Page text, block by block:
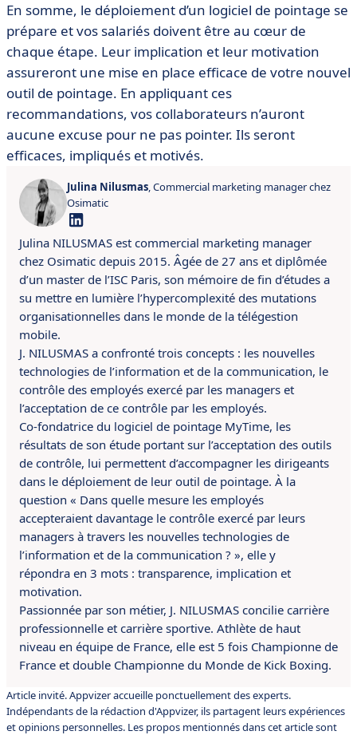
En somme, le déploiement d’un logiciel de pointage se
prépare et vos salariés doivent être au cœur de
chaque étape. Leur implication et leur motivation
assureront une mise en place efficace de votre nouvel
outil de pointage. En appliquant ces
recommandations, vos collaborateurs n’auront
aucune excuse pour ne pas pointer. Ils seront
efficaces, impliqués et motivés.
Julina Nilusmas, Commercial marketing manager chez
Osimatic
Julina NILUSMAS est commercial marketing manager
chez Osimatic depuis 2015. Âgée de 27 ans et diplômée
d’un master de l’ISC Paris, son mémoire de fin d’études a
su mettre en lumière l’hypercomplexité des mutations
organisationnelles dans le monde de la télégestion
mobile.
J. NILUSMAS a confronté trois concepts : les nouvelles
technologies de l’information et de la communication, le
contrôle des employés exercé par les managers et
l’acceptation de ce contrôle par les employés.
Co-fondatrice du logiciel de pointage MyTime, les
résultats de son étude portant sur l’acceptation des outils
de contrôle, lui permettent d’accompagner les dirigeants
dans le déploiement de leur outil de pointage. À la
question « Dans quelle mesure les employés
accepteraient davantage le contrôle exercé par leurs
managers à travers les nouvelles technologies de
l’information et de la communication ? », elle y
répondra en 3 mots : transparence, implication et
motivation.
Passionnée par son métier, J. NILUSMAS concilie carrière
professionnelle et carrière sportive. Athlète de haut
niveau en équipe de France, elle est 5 fois Championne de
France et double Championne du Monde de Kick Boxing.
Article invité. Appvizer accueille ponctuellement des experts.
Indépendants de la rédaction d'Appvizer, ils partagent leurs expériences
et opinions personnelles. Les propos mentionnés dans cet article sont